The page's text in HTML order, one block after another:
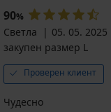
90%
Светла
05. 05. 2025
закупен размер L
Проверен клиент
Чудесно